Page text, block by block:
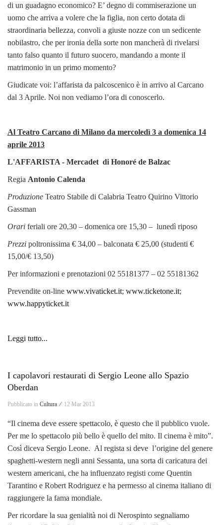
di un guadagno economico? E’ degno di commiserazione un
uomo che arriva a volere che la figlia, non certo dotata di
straordinaria bellezza, convoli a giuste nozze con un sedicente
nobilastro, che per ironia della sorte non mancherà di rivelarsi
tanto falso quanto il futuro suocero, mandando a monte il
matrimonio in un primo momento?
Giudicate voi: l’affarista da palcoscenico è in arrivo al Carcano
dal 3 Aprile. Noi non vediamo l’ora di conoscerlo.
Al Teatro Carcano di Milano da mercoledì 3 a domenica 14
aprile 2013
L'AFFARISTA - Mercadet di Honoré de Balzac
Regia Antonio Calenda
Produzione Teatro Stabile di Calabria Teatro Quirino Vittorio
Gassman
Orari feriali ore 20,30 – domenica ore 15,30 – lunedì riposo
Prezzi poltronissima € 34,00 – balconata € 25,00 (studenti €
15,00/€ 13,50)
Per informazioni e prenotazioni 02 55181377 – 02 55181362
Prevendite on-line www.vivaticket.it; www.ticketone.it;
www.happyticket.it
Leggi tutto...
I capolavori restaurati di Sergio Leone allo Spazio
Oberdan
Pubblicato in Cultura ⁄ 12 Mar 2013
“Il cinema deve essere spettacolo, è questo che il pubblico vuole.
Per me lo spettacolo più bello è quello del mito. Il cinema è mito”.
Così diceva Sergio Leone. Al regista si deve l’origine del genere
spaghetti-western negli anni Sessanta, una sorta di caricatura dei
western americani, che ha influenzato registi come Quentin
Tarantino e Robert Rodriguez e ha permesso al cinema italiano di
raggiungere la fama mondiale.
Per ricordare la sua genialità noi di Nerospinto segnaliamo